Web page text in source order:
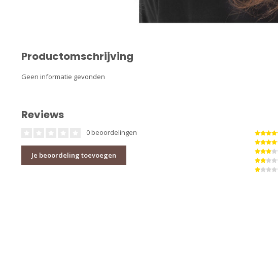
Productomschrijving
Geen informatie gevonden
Reviews
0 beoordelingen
Je beoordeling toevoegen